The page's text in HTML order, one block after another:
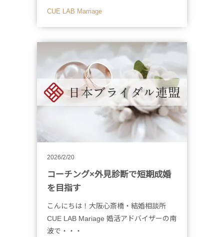
CUE LAB Marriage
2026/2/20
コーチング×外見診断で短期成婚
を目指す
こんにちは！大阪心斎橋・結婚相談所
CUE LAB Mariage 婚活アドバイザーの南
波で・・・